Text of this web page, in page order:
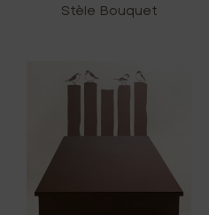
Stèle Bouquet